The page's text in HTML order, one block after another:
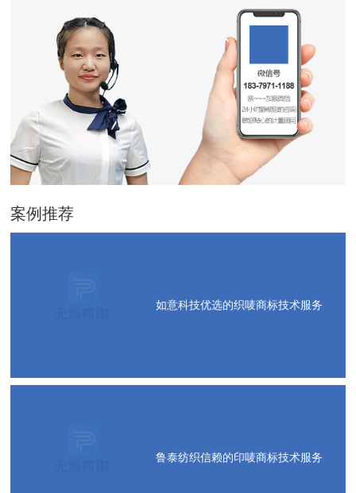
案例推荐
如意科技优选的织唛商标技术服务
鲁泰纺织信赖的印唛商标技术服务